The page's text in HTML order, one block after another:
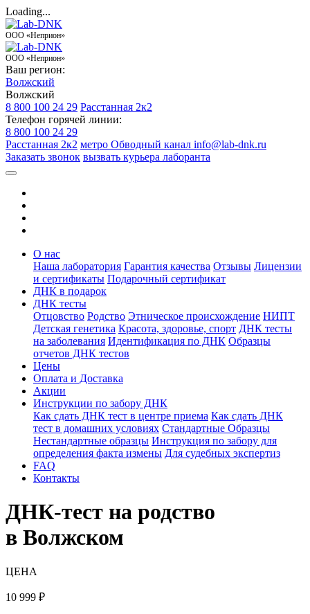
Loading...
ООО «Неприон»
ООО «Неприон»
Ваш регион:
Волжский
Волжский
8 800 100 24 29 Расстанная 2к2
Телефон горячей линии:
8 800 100 24 29
Расстанная 2к2 метро Обводный канал info@lab-dnk.ru
Заказать звонок вызвать курьера лаборанта
О нас
Наша лаборатория Гарантия качества Отзывы Лицензии
и сертификаты Подарочный сертификат
ДНК в подарок
ДНК тесты
Отцовство Родство Этническое происхождение НИПТ
Детская генетика Красота, здоровье, спорт ДНК тесты
на заболевания Идентификация по ДНК Образцы
отчетов ДНК тестов
Цены
Оплата и Доставка
Акции
Инструкции по забору ДНК
Как сдать ДНК тест в центре приема Как сдать ДНК
тест в домашних условиях Стандартные Образцы
Нестандартные образцы Инструкция по забору для
определения факта измены Для судебных экспертиз
FAQ
Контакты
ДНК-тест на родство
в Волжском
ЦЕНА
10 999 ₽